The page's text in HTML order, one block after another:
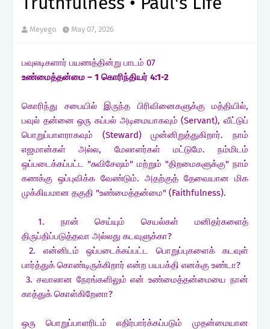
Meyego May 07, 2026
பவுலடிகளார் பயணத்தின்று பாடம் 07
உண்மைத்தன்மை – 1 கொரிந்தியர் 4:1-2
கொரிந்து சபையில் இருந்த பிரிவினைகளுக்கு மத்தியில்,
பவுல் தன்னை ஒரு கப்பல் அடிமையாகவும் (Servant), வீட்டுப்
பொறுப்பாளராகவும் (Steward) முன்னிறுத்துகிறார். நாம்
எஜமான்கள் அல்ல, மேலாளர்கள் மட்டுமே. நம்மிடம்
ஒப்படைக்கப்பட்ட "சுவிசேஷம்" மற்றும் "திறமைகளுக்கு" நாம்
கணக்கு ஒப்புவிக்க வேண்டும். அதற்குத் தேவையான மிக
முக்கியமான தகுதி "உண்மைத்தன்மை" (Faithfulness).
1. நான் செய்யும் செயல்கள் மனிதர்களைத்
திருப்திப்படுத்தவா அல்லது கடவுளுக்கா?
2. என்னிடம் ஒப்படைக்கப்பட்ட பொறுப்புகளைக் கடவுள்
பார்த்துக் கொண்டிருக்கிறார் என்ற பயபக்தி எனக்கு உண்டா?
3. சவாலான நேரங்களிலும் என் உண்மைத்தன்மையை நான்
காத்துக் கொள்கிறேனா?
ஒரு பொறுப்பாளரிடம் எதிர்பார்க்கப்படும் முதன்மையான